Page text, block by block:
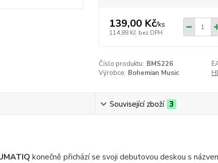
139,00 Kč/ks
114,88 Kč bez DPH
Číslo produktu: BMS226
Výrobce: Bohemian Music
Související zboží 3
konečně přichází se svoji debutovou deskou s